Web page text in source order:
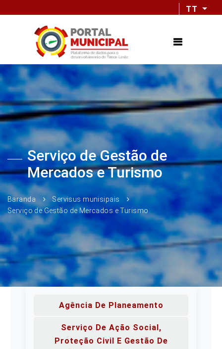
TT
Serviço de Gestão de
Mercados e Turismo
Baranda
Servisus munisipais
Serviço de Gestão de Mercados e Turismo
Agência De Planeamento
Serviço De Ação Social,
Proteção Civil E Gestão De